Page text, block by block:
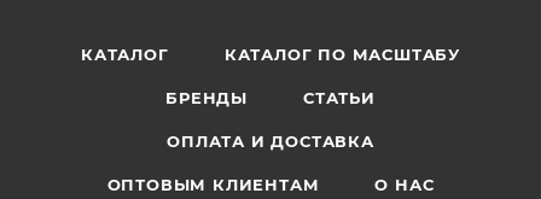
КАТАЛОГ КАТАЛОГ ПО МАСШТАБУ
БРЕНДЫ СТАТЬИ
ОПЛАТА И ДОСТАВКА
ОПТОВЫМ КЛИЕНТАМ О НАС